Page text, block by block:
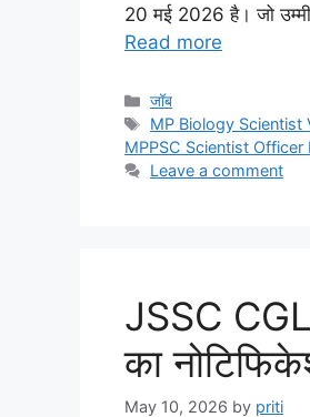
20 मई 2026 है। जो
Read more
Categories
जॉब
Tags
MP Biology Scientist
MPPSC Scientist Officer
Leave a comment
JSSC
का
May 10, 2026 by priti